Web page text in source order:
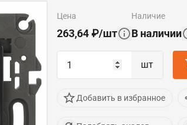
цена
263,64 ₽/шт
наличие
В наличии
шт
Добавить в избранное